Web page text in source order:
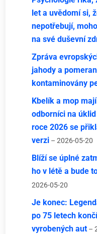
let a uvědomí si,
nepotřebují,
na své duševní
Zpráva
jahody a
kontaminovány
Kbelík a mop
odborníci na
roce 2026 se
verzi – 2026-05-20
Blíží se úplné
ho v létě a bude
2026-05-20
Je konec:
po 75 letech
vyrobených aut –